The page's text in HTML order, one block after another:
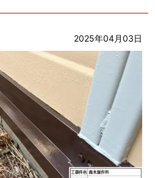
2025年04月03日